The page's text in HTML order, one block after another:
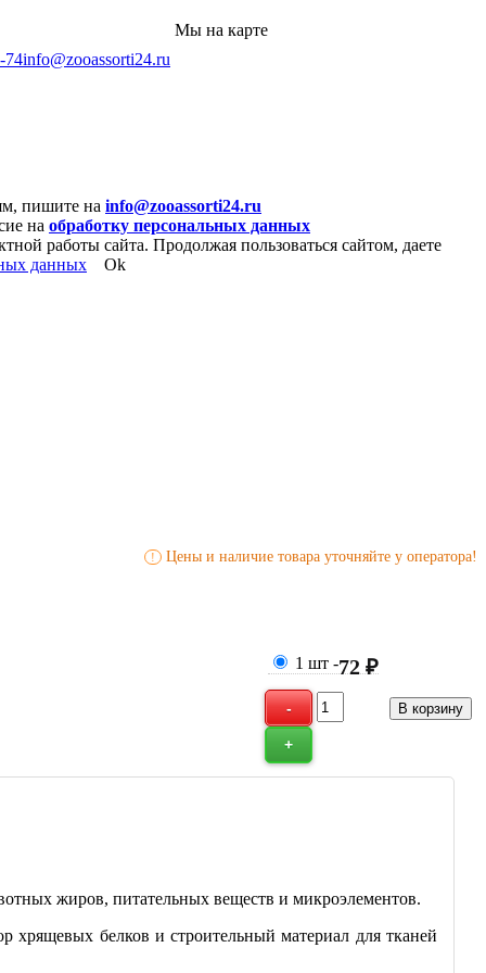
! Цены и наличие товара уточняйте у оператора!
1 шт -72 ₽
жиров, питательных веществ и микроэлементов.
хрящевых белков и строительный материал для тканей
74info@zooassorti24.ru
Мы на карте
пишите на info@zooassorti24.ru
на обработку персональных данных
работы сайта. Продолжая пользоваться сайтом, даете
данных
Ok